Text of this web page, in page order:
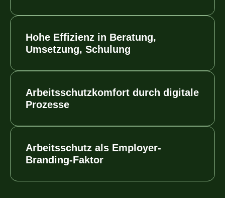
Hohe Effizienz in Beratung,
Umsetzung, Schulung
Arbeitsschutzkomfort durch digitale
Prozesse
Arbeitsschutz als Employer-
Branding-Faktor